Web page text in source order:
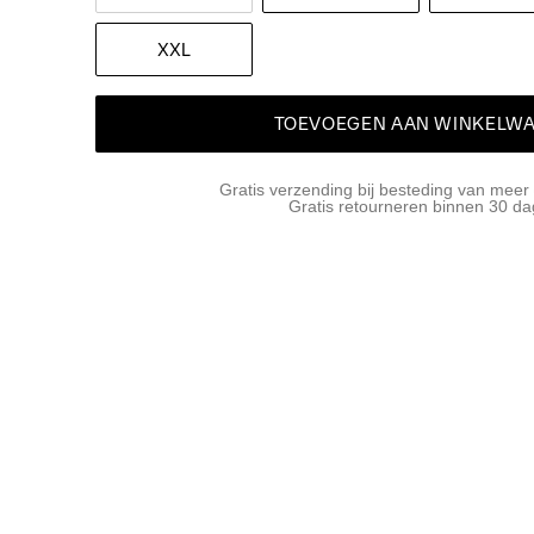
XXL
TOEVOEGEN AAN
Gratis verzending bij besteding van meer
Gratis retourneren binnen 30